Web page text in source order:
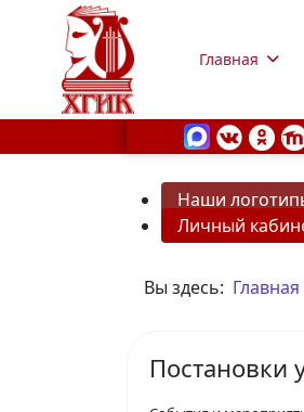
Главная
Наши
Личный
Вы здесь: Главная
Постановки